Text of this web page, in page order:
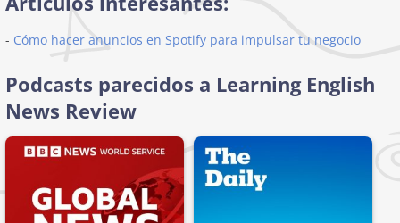
- Cómo hacer anuncios en Spotify para impulsar tu negocio
Podcasts parecidos a Learning English
News Review